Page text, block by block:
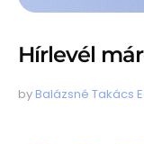
Hírlevél
by Balázsné Takács